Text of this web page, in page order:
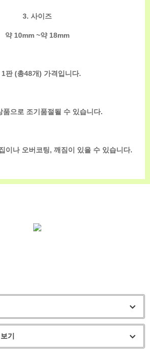
3. 사이즈
약 10mm ~약 18mm
1판 (총48개) 가격입니다.
품으로 조기품절될 수 있습니다.
이나 오버코팅, 깨짐이 있을 수 있습니다.
기